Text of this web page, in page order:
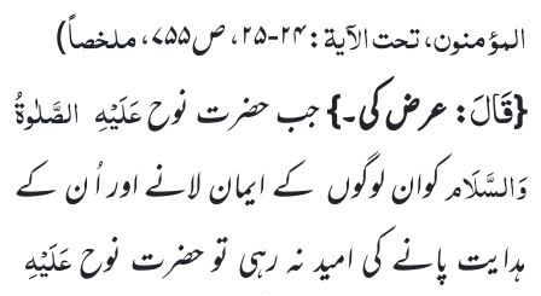
المؤمنون، تحت الآیۃ:۲۴-۲۵ ، ص۷۵۵،ملخصاً)
{قَالَ: عرض کی۔}جب حضرت نوحعَلَیْہِ الصَّلٰوۃُ
وَالسَّلَامکوان لوگوں کے ایمان لانے اور اُ ن کے
ہدایت پانے کی امید نہ رہی تو حضرت نوحعَلَیْہِ